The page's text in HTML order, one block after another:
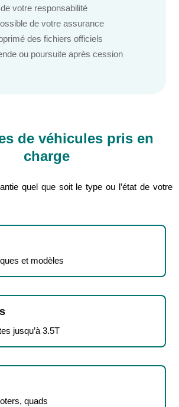
votre responsabilité
de votre assurance
des fichiers officiels
ou poursuite après cession
de véhicules pris en
charge
quel que soit le type ou l’état de votre
et modèles
jusqu’à 3.5T
quads